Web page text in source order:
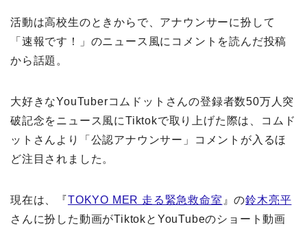
活動は高校生のときからで、アナウンサーに扮して
「速報です！」のニュース風にコメントを読んだ投稿
から話題。
大好きなYouTuberコムドットさんの登録者数50万人突
破記念をニュース風にTiktokで取り上げた際は、コムド
ットさんより「公認アナウンサー」コメントが入るほ
ど注目されました。
現在は、『TOKYO MER 走る緊急救命室 』の鈴木亮平
さんに扮した動画がTiktokとYouTubeのショート動画